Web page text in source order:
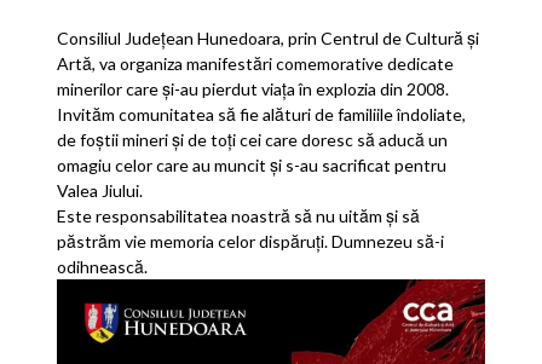
Consiliul Județean Hunedoara, prin Centrul de Cultură și
Artă, va organiza manifestări comemorative dedicate
minerilor care și-au pierdut viața în explozia din 2008.
Invităm comunitatea să fie alături de familiile îndoliate,
de foștii mineri și de toți cei care doresc să aducă un
omagiu celor care au muncit și s-au sacrificat pentru
Valea Jiului.
Este responsabilitatea noastră să nu uităm și să
păstrăm vie memoria celor dispăruți. Dumnezeu să-i
odihnească.